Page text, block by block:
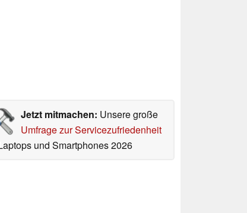
Jetzt mitmachen: Unsere große
Umfrage zur Servicezufriedenheit
und Smartphones 2026